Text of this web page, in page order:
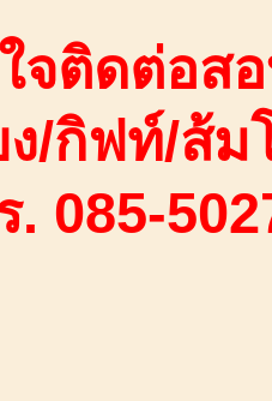
จติดต่อส
ง/กิฟท์/ส้
. 085-